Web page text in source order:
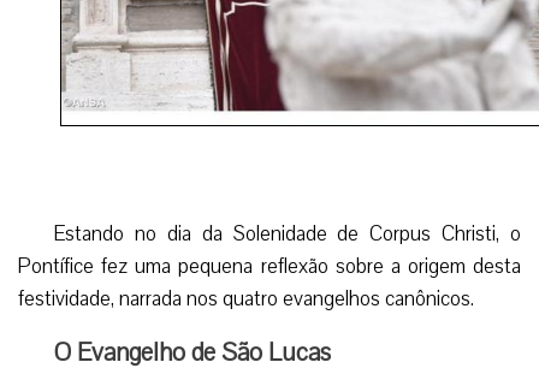
Estando no dia da Solenidade de Corpus Christi, o
Pontífice fez uma pequena reflexão sobre a origem desta
festividade, narrada nos quatro evangelhos canônicos.
O Evangelho de São Lucas